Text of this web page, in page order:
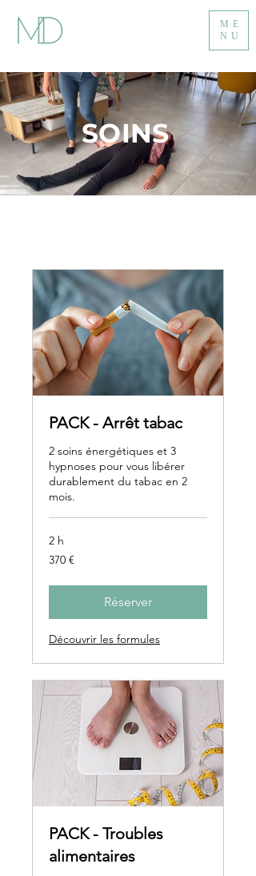
ME
NU
SOINS
PACK - Arrêt tabac
2 soins énergétiques et 3
hypnoses pour vous libérer
durablement du tabac en 2
mois.
2 h
370
euros
370 €
Réserver
Découvrir les formules
PACK - Troubles
alimentaires